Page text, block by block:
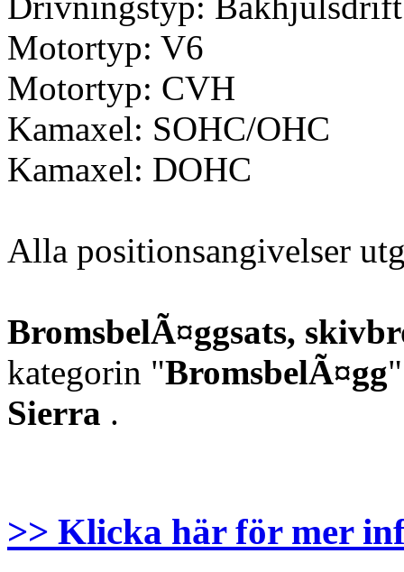
Motortyp: V6
Motortyp: CVH
Kamaxel: SOHC/OHC
Kamaxel: DOHC
Alla positionsangivelser
BromsbelÃ¤ggsats,
kategorin "BromsbelÃ¤gg
Sierra .
>> Klicka här för mer